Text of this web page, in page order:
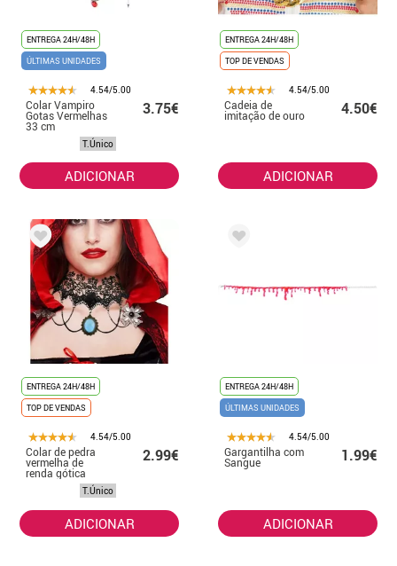
ENTREGA 24H/48H
ÚLTIMAS UNIDADES
4.54/5.00
Colar Vampiro
Gotas Vermelhas
33 cm
3.75€
T.Único
ADICIONAR
ENTREGA 24H/48H
TOP DE VENDAS
4.54/5.00
Cadeia de
imitação de ouro 4.50€
ADICIONAR
ENTREGA 24H/48H
TOP DE VENDAS
4.54/5.00
Colar de pedra
vermelha de
renda gótica
2.99€
T.Único
ADICIONAR
ENTREGA 24H/48H
ÚLTIMAS UNIDADES
4.54/5.00
Gargantilha com
Sangue 1.99€
ADICIONAR